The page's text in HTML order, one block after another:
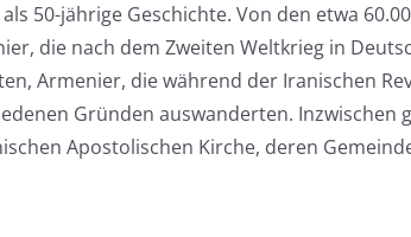
50-jährige Geschichte. Von den etwa
die nach dem Zweiten Weltkrieg in
Armenier, die während der Iranischen
Gründen auswanderten.
Apostolischen Kirche, deren